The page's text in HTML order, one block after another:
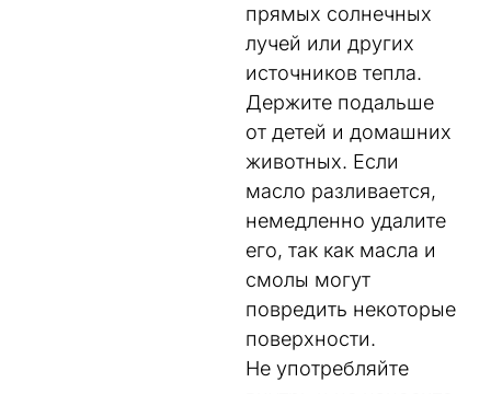
прямых солнечных
лучей или других
источников тепла.
Держите подальше
от детей и домашних
животных. Если
масло разливается,
немедленно удалите
его, так как масла и
смолы могут
повредить некоторые
поверхности.
Не употребляйте